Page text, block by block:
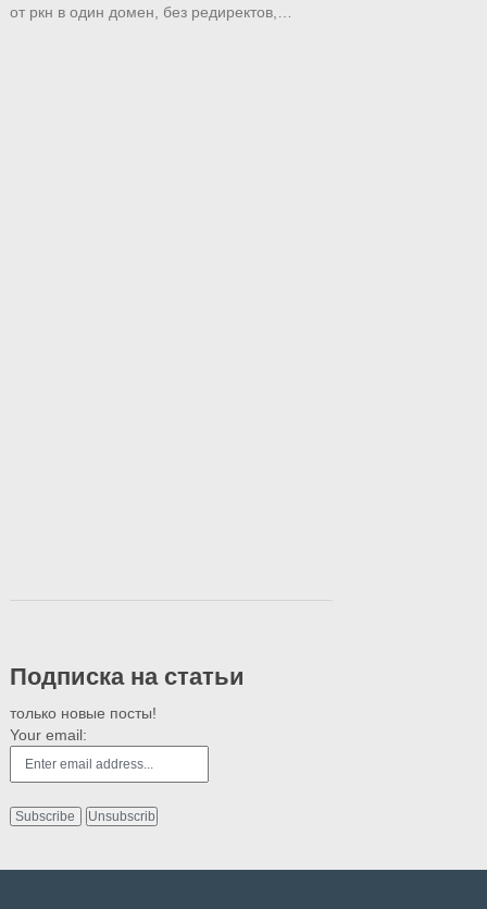
от ркн в один домен, без редиректов,…
Подписка на статьи
только новые посты!
Your email: